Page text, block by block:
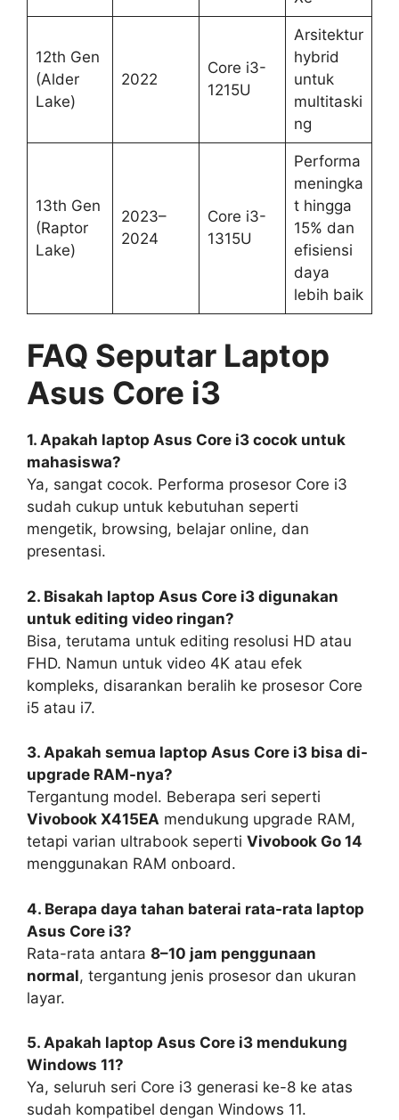
12th Gen
(Alder
Lake)
2022
Core i3-
1215U
Arsitektur
hybrid
untuk
multitaski
ng
13th Gen
(Raptor
Lake)
2023–
2024
Core i3-
1315U
Performa
meningka
t hingga
15% dan
efisiensi
daya
lebih baik
FAQ Seputar Laptop
Asus Core i3
1. Apakah laptop Asus Core i3 cocok untuk
mahasiswa?
Ya, sangat cocok. Performa prosesor Core i3
sudah cukup untuk kebutuhan seperti
mengetik, browsing, belajar online, dan
presentasi.
2. Bisakah laptop Asus Core i3 digunakan
untuk editing video ringan?
Bisa, terutama untuk editing resolusi HD atau
FHD. Namun untuk video 4K atau efek
kompleks, disarankan beralih ke prosesor Core
i5 atau i7.
3. Apakah semua laptop Asus Core i3 bisa di-
upgrade RAM-nya?
Tergantung model. Beberapa seri seperti
Vivobook X415EA mendukung upgrade RAM,
tetapi varian ultrabook seperti Vivobook Go 14
menggunakan RAM onboard.
4. Berapa daya tahan baterai rata-rata laptop
Asus Core i3?
Rata-rata antara 8–10 jam penggunaan
normal, tergantung jenis prosesor dan ukuran
layar.
5. Apakah laptop Asus Core i3 mendukung
Windows 11?
Ya, seluruh seri Core i3 generasi ke-8 ke atas
sudah kompatibel dengan Windows 11.